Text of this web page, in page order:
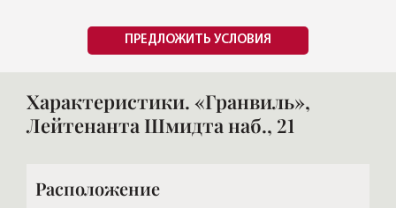
ПРЕДЛОЖИТЬ УСЛОВИЯ
Характеристики. «Гранвиль»,
Лейтенанта Шмидта наб., 21
Расположение